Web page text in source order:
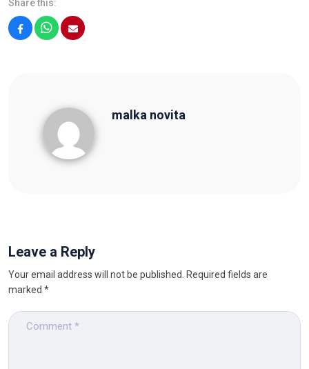
Share this:
malka novita
Leave a Reply
Your email address will not be published.
Required fields are
marked *